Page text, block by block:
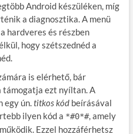
Android készüléken, míg
a diagnosztika. A menü
hardveres és részben
hogy szétszednéd a
is elérhető, bár
támogatja ezt nyíltan. A
egy ún.titkos kódbeírásával
ilyen kód a *#0*#, amely
Ezzel hozzáférhetsz